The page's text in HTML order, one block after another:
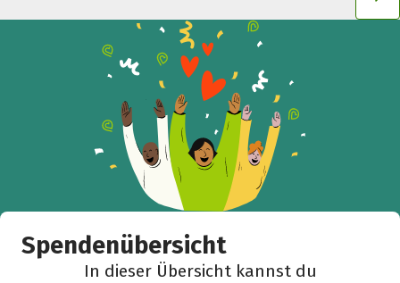
Spendenübersicht
In dieser Übersicht kannst du